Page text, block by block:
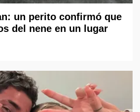
un perito confirmó que
del nene en un lugar